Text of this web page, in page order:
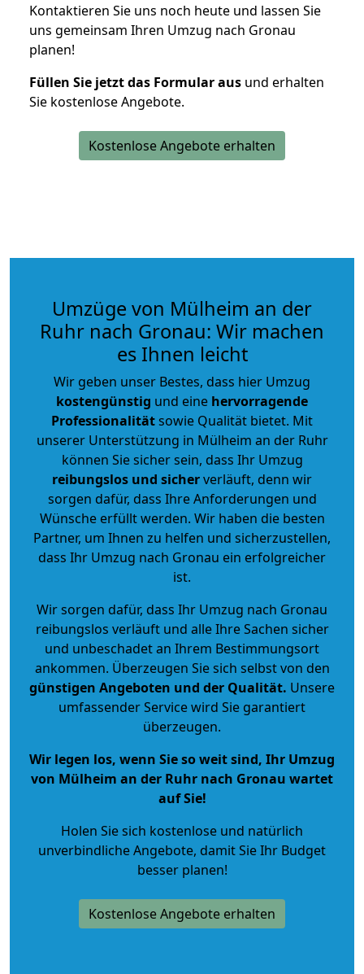
Kontaktieren Sie uns noch heute und lassen Sie
uns gemeinsam Ihren Umzug nach Gronau
planen!
Füllen Sie jetzt das Formular aus und erhalten
Sie kostenlose Angebote.
Kostenlose Angebote erhalten
Umzüge von Mülheim an der
Ruhr nach Gronau: Wir machen
es Ihnen leicht
Wir geben unser Bestes, dass hier Umzug
kostengünstig und eine hervorragende
Professionalitätsowie Qualität bietet. Mit
unserer Unterstützung in Mülheim an der Ruhr
können Sie sicher sein, dass Ihr Umzug
reibungslos und sicherverläuft, denn wir
sorgen dafür, dass Ihre Anforderungen und
Wünsche erfüllt werden. Wir haben die besten
Partner, um Ihnen zu helfen und sicherzustellen,
dass Ihr Umzug nach Gronau ein erfolgreicher
ist.
Wir sorgen dafür, dass Ihr Umzug nach Gronau
reibungslos verläuft und alle Ihre Sachen sicher
und unbeschadet an Ihrem Bestimmungsort
ankommen. Überzeugen Sie sich selbst von den
günstigen Angeboten und der Qualität. Unsere
umfassender Service wird Sie garantiert
überzeugen.
Wir legen los, wenn Sie so weit sind, Ihr Umzug
von Mülheim an der Ruhr nach Gronau wartet
auf Sie!
Holen Sie sich kostenlose und natürlich
unverbindliche Angebote, damit Sie Ihr Budget
besser planen!
Kostenlose Angebote erhalten